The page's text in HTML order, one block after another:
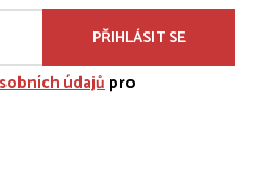
PŘIHLÁSIT SE
údajůpro